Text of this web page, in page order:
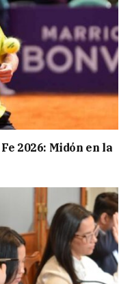
2026: Midón en la